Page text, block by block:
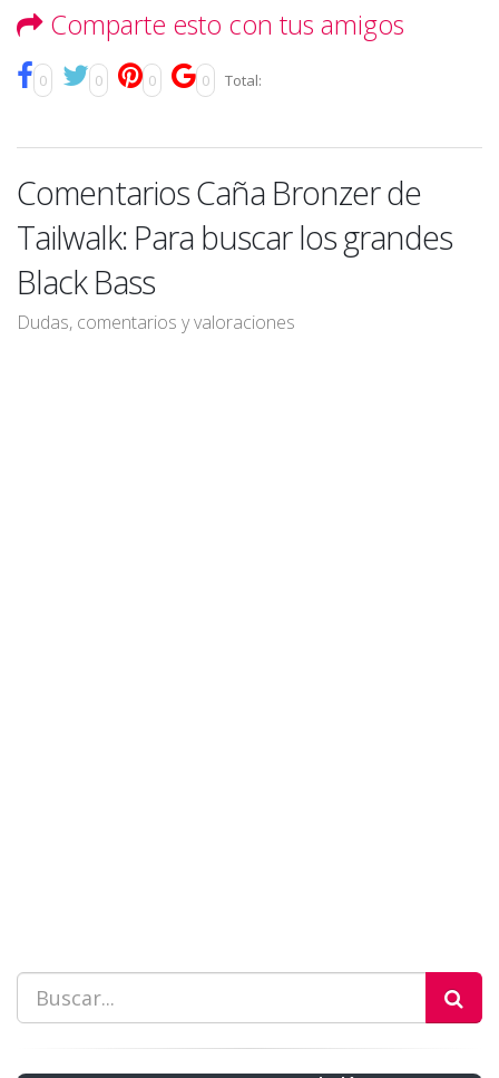
Comparte esto con tus amigos
0 0 0 0 Total:
Comentarios Caña Bronzer de
Tailwalk: Para buscar los grandes
Black Bass
Dudas, comentarios y valoraciones